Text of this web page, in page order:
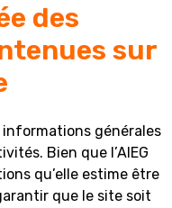
des
sur
générales
Bien que l’AIEG
qu’elle estime être
que le site soit